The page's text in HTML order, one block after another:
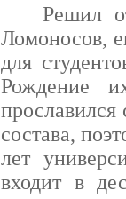
Решил
Ломоносов,
для
Рождение
прославился
состава,
лет
входит в